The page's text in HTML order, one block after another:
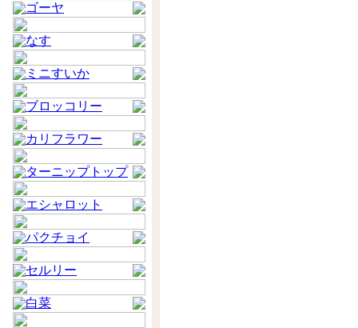
ゴーヤ
なす
ミニすいか
ブロッコリー
カリフラワー
ターニップトップ
エシャロット
パクチョイ
セルリー
白菜